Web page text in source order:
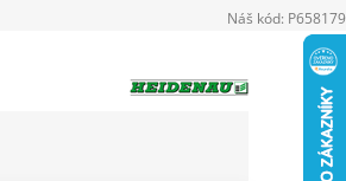
Náš kód: P658179